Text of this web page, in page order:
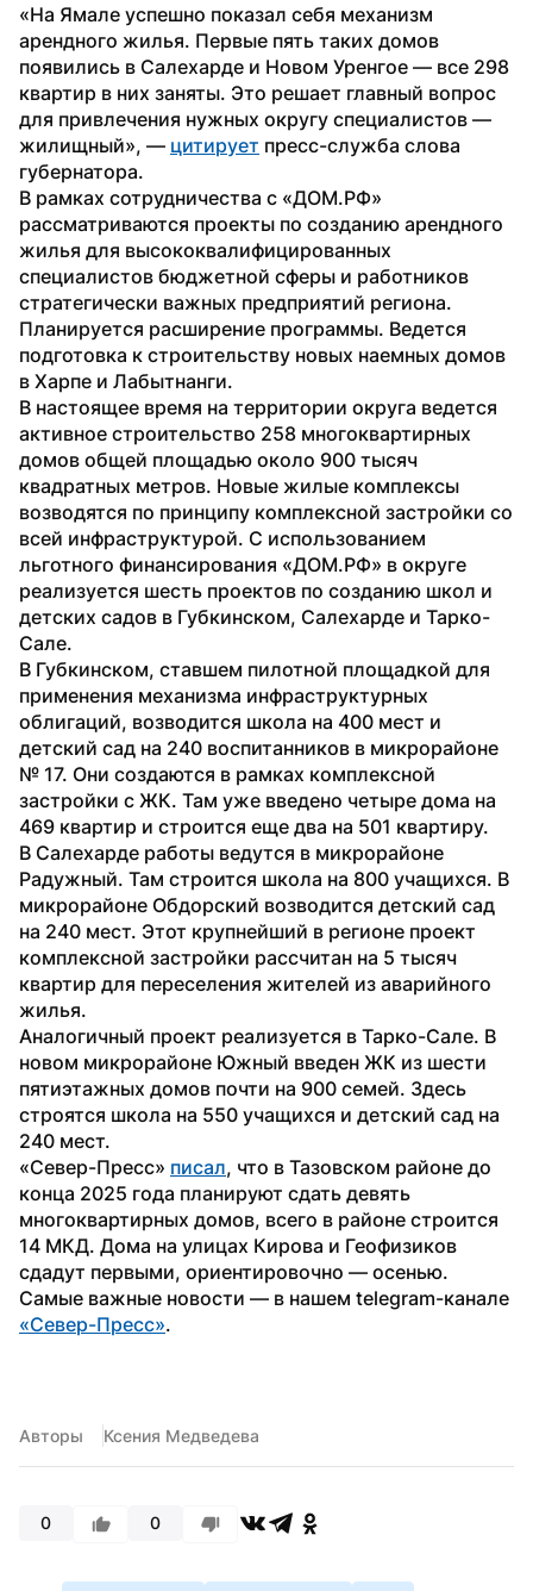
«На Ямале успешно показал себя механизм
арендного жилья. Первые пять таких домов
появились в Салехарде и Новом Уренгое — все 298
квартир в них заняты. Это решает главный вопрос
для привлечения нужных округу специалистов —
жилищный», — цитирует пресс-служба слова
губернатора.
В рамках сотрудничества с «ДОМ.РФ»
рассматриваются проекты по созданию арендного
жилья для высококвалифицированных
специалистов бюджетной сферы и работников
стратегически важных предприятий региона.
Планируется расширение программы. Ведется
подготовка к строительству новых наемных домов
в Харпе и Лабытнанги.
В настоящее время на территории округа ведется
активное строительство 258 многоквартирных
домов общей площадью около 900 тысяч
квадратных метров. Новые жилые комплексы
возводятся по принципу комплексной застройки со
всей инфраструктурой. С использованием
льготного финансирования «ДОМ.РФ» в округе
реализуется шесть проектов по созданию школ и
детских садов в Губкинском, Салехарде и Тарко-
Сале.
В Губкинском, ставшем пилотной площадкой для
применения механизма инфраструктурных
облигаций, возводится школа на 400 мест и
детский сад на 240 воспитанников в микрорайоне
№ 17. Они создаются в рамках комплексной
застройки с ЖК. Там уже введено четыре дома на
469 квартир и строится еще два на 501 квартиру.
В Салехарде работы ведутся в микрорайоне
Радужный. Там строится школа на 800 учащихся. В
микрорайоне Обдорский возводится детский сад
на 240 мест. Этот крупнейший в регионе проект
комплексной застройки рассчитан на 5 тысяч
квартир для переселения жителей из аварийного
жилья.
Аналогичный проект реализуется в Тарко-Сале. В
новом микрорайоне Южный введен ЖК из шести
пятиэтажных домов почти на 900 семей. Здесь
строятся школа на 550 учащихся и детский сад на
240 мест.
«Север-Пресс» писал, что в Тазовском районе до
конца 2025 года планируют сдать девять
многоквартирных домов, всего в районе строится
14 МКД. Дома на улицах Кирова и Геофизиков
сдадут первыми, ориентировочно — осенью.
«Север-Пресс».
Авторы Ксения Медведева
0 0